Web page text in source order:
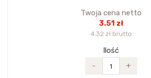
Twoja cena netto
3.51 zł
4.32 zł brutto
Ilość
-
+